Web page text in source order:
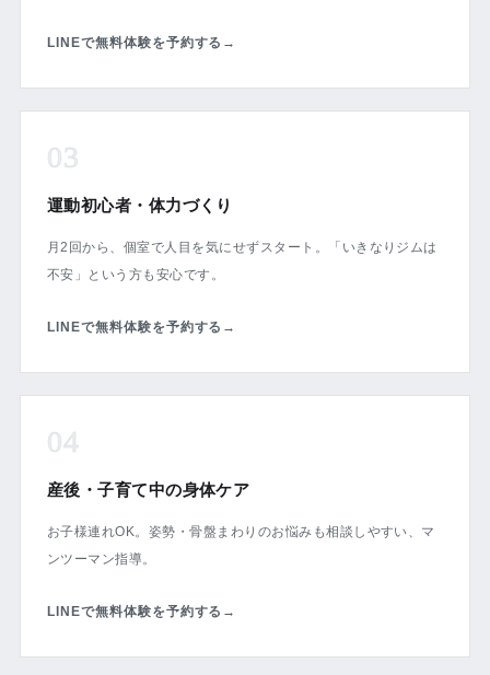
LINEで無料体験を予約する →
03
運動初心者・体力づくり
月2回から、個室で人目を気にせずスタート。「いきなりジムは
不安」という方も安心です。
LINEで無料体験を予約する →
04
産後・子育て中の身体ケア
お子様連れOK。姿勢・骨盤まわりのお悩みも相談しやすい、マ
ンツーマン指導。
LINEで無料体験を予約する →